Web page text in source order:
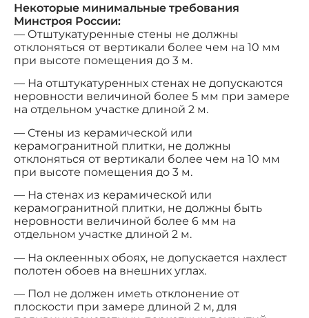
Некоторые минимальные требования
Минстроя России:
— Отштукатуренные стены не должны
отклоняться от вертикали более чем на 10 мм
при высоте помещения до 3 м.
— На отштукатуренных стенах не допускаются
неровности величиной более 5 мм при замере
на отдельном участке длиной 2 м.
— Стены из керамической или
керамогранитной плитки, не должны
отклоняться от вертикали более чем на 10 мм
при высоте помещения до 3 м.
— На стенах из керамической или
керамогранитной плитки, не должны быть
неровности величиной более 6 мм на
отдельном участке длиной 2 м.
— На оклеенных обоях, не допускается нахлест
полотен обоев на внешних углах.
— Пол не должен иметь отклонение от
плоскости при замере длиной 2 м, для